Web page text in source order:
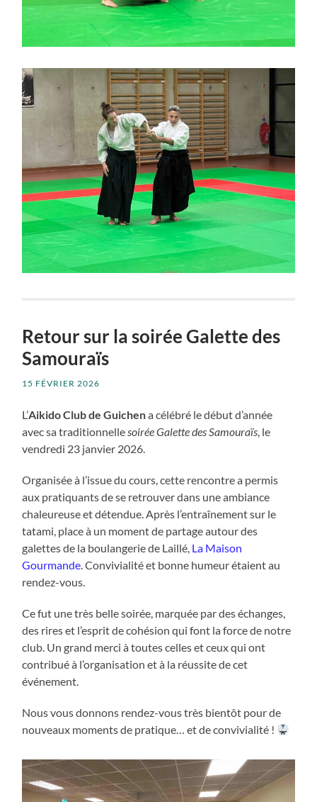
Retour sur la soirée Galette des
Samouraïs
15 FÉVRIER 2026
L’Aikido Club de Guichena célébré le début d’année
avec sa traditionnellesoirée Galette des Samouraïs, le
vendredi 23 janvier 2026.
Organisée à l’issue du cours, cette rencontre a permis
aux pratiquants de se retrouver dans une ambiance
chaleureuse et détendue. Après l’entraînement sur le
tatami, place à un moment de partage autour des
galettes de la boulangerie de Laillé, La Maison
Gourmande. Convivialité et bonne humeur étaient au
rendez-vous.
Ce fut une très belle soirée, marquée par des échanges,
des rires et l’esprit de cohésion qui font la force de notre
club. Un grand merci à toutes celles et ceux qui ont
contribué à l’organisation et à la réussite de cet
événement.
Nous vous donnons rendez-vous très bientôt pour de
nouveaux moments de pratique… et de convivialité !